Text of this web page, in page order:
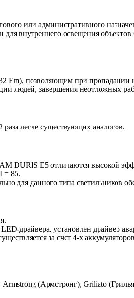
или административного
для внутреннего освещения
позволяющим при пропадании
людей, завершения неотложных
раза легче существующих аналогов.
DURIS E5 отличаются высокой
= 85.
для данного типа светильников
драйвера, установлен драйвер
за счет 4-х
(Армстронг), Griliato